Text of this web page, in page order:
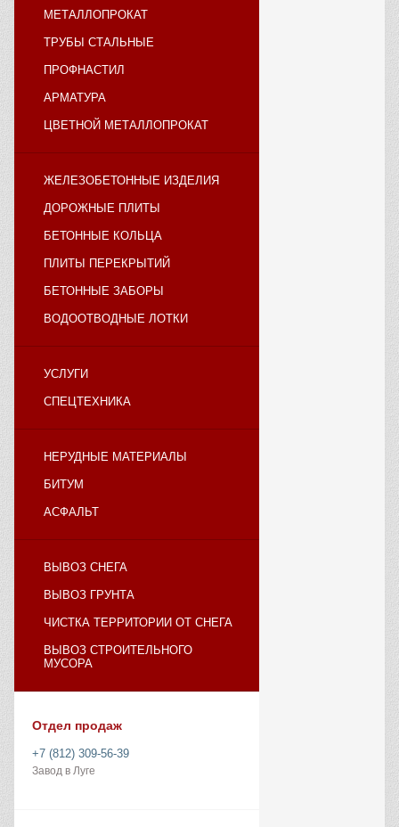
МЕТАЛЛОПРОКАТ
ТРУБЫ СТАЛЬНЫЕ
ПРОФНАСТИЛ
АРМАТУРА
ЦВЕТНОЙ МЕТАЛЛОПРОКАТ
ЖЕЛЕЗОБЕТОННЫЕ ИЗДЕЛИЯ
ДОРОЖНЫЕ ПЛИТЫ
БЕТОННЫЕ КОЛЬЦА
ПЛИТЫ ПЕРЕКРЫТИЙ
БЕТОННЫЕ ЗАБОРЫ
ВОДООТВОДНЫЕ ЛОТКИ
УСЛУГИ
СПЕЦТЕХНИКА
НЕРУДНЫЕ МАТЕРИАЛЫ
БИТУМ
АСФАЛЬТ
ВЫВОЗ СНЕГА
ВЫВОЗ ГРУНТА
ЧИСТКА ТЕРРИТОРИИ ОТ СНЕГА
ВЫВОЗ СТРОИТЕЛЬНОГО
МУСОРА
Отдел продаж
+7 (812) 309-56-39
Завод в Луге